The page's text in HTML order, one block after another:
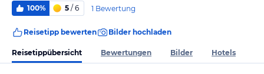
100% 5 / 6 1 Bewertung
Reisetipp bewerten Bilder hochladen
Reisetippübersicht Bewertungen Bilder Hotels